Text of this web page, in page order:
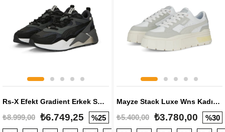
Rs-X Efekt Gradient Erkek Sneaker
₺8.999,00 ₺6.749,25 %25
Mayze Stack Luxe Wns Kadın Sneaker
₺5.400,00 ₺3.780,00 %30